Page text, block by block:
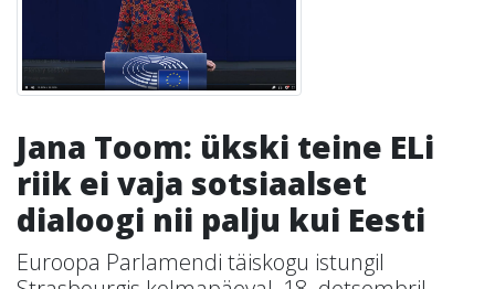
Jana Toom: ükski teine ELi
riik ei vaja sotsiaalset
dialoogi nii palju kui Eesti
Euroopa Parlamendi täiskogu istungil